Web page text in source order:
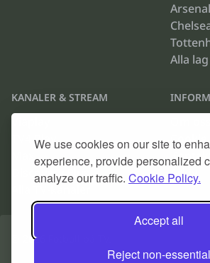
We use cookies on our site to
experience, provide personalized
analyze our traffic. Cookie Policy.
Accept all
Reject non-essential
Arsenal
Alla lag
KANALER & STREAM
TV4 Play
Discovery Plus
Alla TV-kanaler
Arkiv
© 2026